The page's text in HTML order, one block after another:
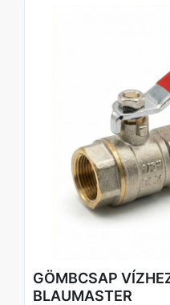
- egyszerű telepítés
GÖMBCSAP
BLAUMASTER